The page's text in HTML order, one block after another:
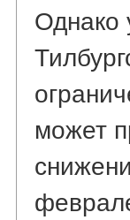
Однако
может